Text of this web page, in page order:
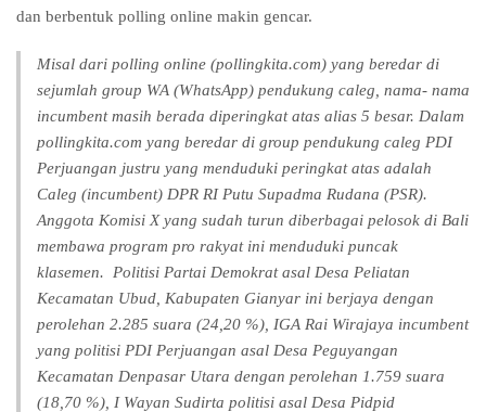
dan berbentuk polling online makin gencar.
Misal dari polling online (pollingkita.com) yang beredar di
sejumlah group WA (WhatsApp) pendukung caleg, nama- nama
incumbent masih berada diperingkat atas alias 5 besar. Dalam
pollingkita.com yang beredar di group pendukung caleg PDI
Perjuangan justru yang menduduki peringkat atas adalah
Caleg (incumbent) DPR RI Putu Supadma Rudana (PSR).
Anggota Komisi X yang sudah turun diberbagai pelosok di Bali
membawa program pro rakyat ini menduduki puncak
klasemen. Politisi Partai Demokrat asal Desa Peliatan
Kecamatan Ubud, Kabupaten Gianyar ini berjaya dengan
perolehan 2.285 suara (24,20 %), IGA Rai Wirajaya incumbent
yang politisi PDI Perjuangan asal Desa Peguyangan
Kecamatan Denpasar Utara dengan perolehan 1.759 suara
(18,70 %), I Wayan Sudirta politisi asal Desa Pidpid